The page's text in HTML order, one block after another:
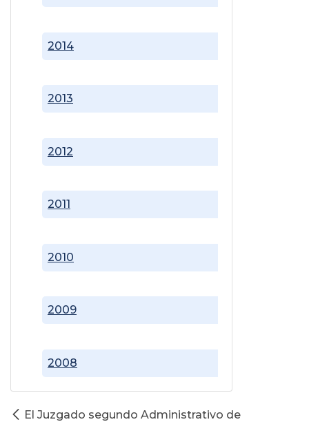
2008
2009
2010
2011
2012
2013
2014
El Juzgado segundo Administrativo de